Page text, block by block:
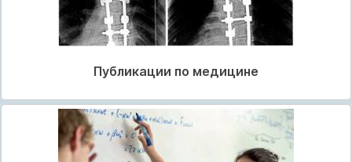
Публикации по медицине